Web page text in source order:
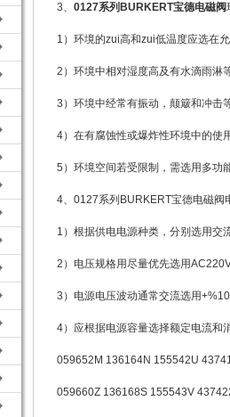
3、 0127系列BURKERT宝德电磁阀
1）环境的zui高和zui低温度应选在
2）环境中相对湿度高及有水滴雨淋
3）环境中经常有振动，颠簸和冲击
4）在有腐蚀性或爆炸性环境中的使
5）环境空间若受限制，需选用多功
4、0127系列BURKERT宝德电磁阀
1）根据供电电源种类，分别选用交
2）电压规格用尽量优先选用
3）电源电压波动通常交流选用
4）应根据电源容量选择额定电流和
059652M 136164N 155542U
059660Z 136168S 155543V